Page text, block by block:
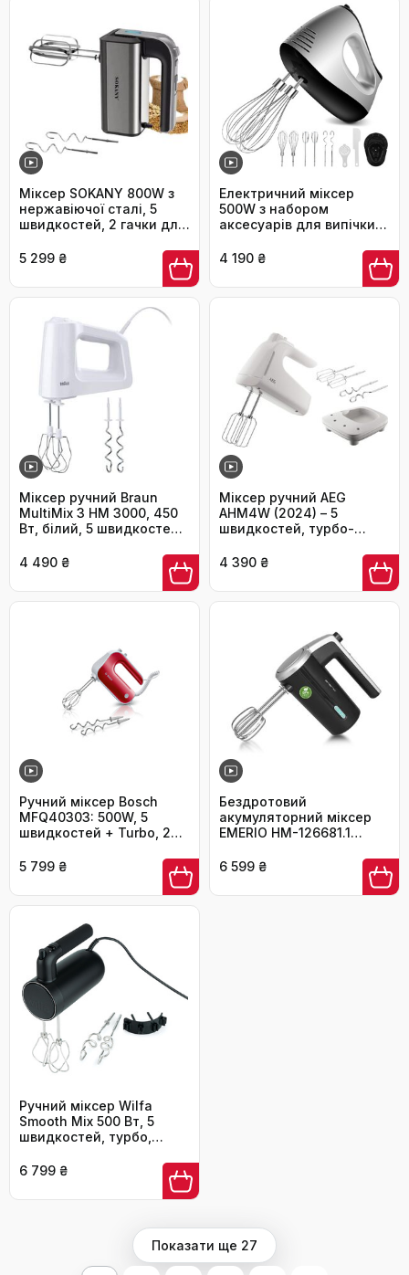
Міксер SOKANY 800W з
нержавіючої сталі, 5
швидкостей, 2 гачки для
6651)
5 299 ₴
Електричний міксер
500W з набором
аксесуарів для випічки
вінчики, збивач яєць,
4 190 ₴
Міксер ручний Braun
MultiMix 3 HM 3000, 450
Вт, білий, 5 швидкостей
гаком для тіста
4 490 ₴
Міксер ручний AEG
AHM4W (2024) – 5
швидкостей, турбо-
4 390 ₴
Ручний міксер Bosch
MFQ40303: 500W, 5
швидкостей + Turbo, 2
нержавіюча сталь,
темно-червоний/срібний
5 799 ₴
Бездротовий
акумуляторний міксер
EMERIO HM-126681.1
вінчики, 3 швидкості,
2000mAh, USB-зарядка
6 599 ₴
Ручний міксер Wilfa
Smooth Mix 500 Вт, 5
швидкостей, турбо,
6 799 ₴
Показати ще 27